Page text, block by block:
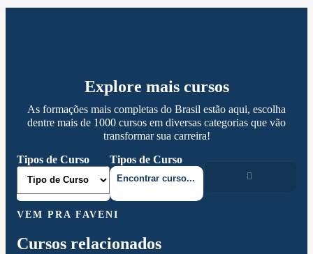
Explore mais cursos
As formações mais completas do Brasil estão aqui, escolha
dentre mais de 1000 cursos em diversas categorias que vão
transformar sua carreira!
Tipos de Curso
Tipos de Curso
VEM PRA FAVENI
Cursos relacionados